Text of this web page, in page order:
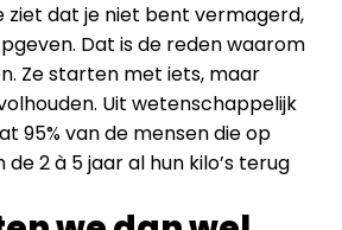
ziet dat je niet bent vermagerd,
Dat is de reden waarom
Ze starten met iets, maar
Uit wetenschappelijk
95% van de mensen die op
2 à 5 jaar al hun kilo’s terug